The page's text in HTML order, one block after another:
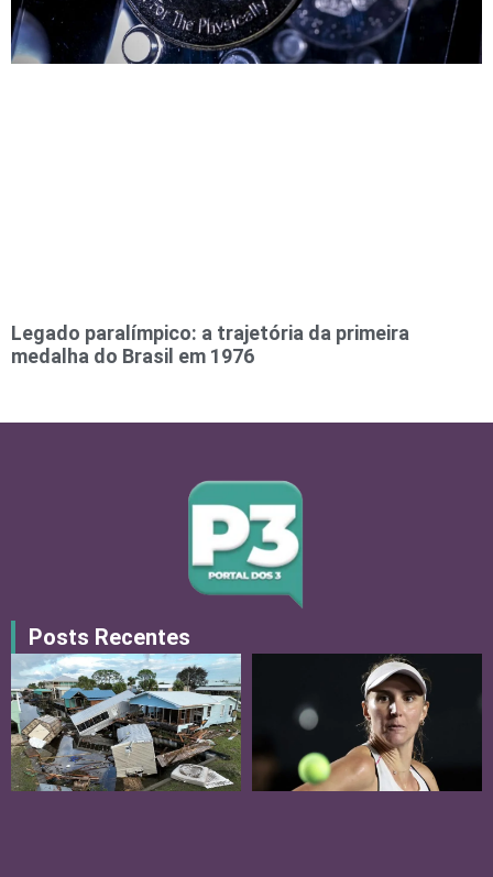
Legado paralímpico: a trajetória da primeira
medalha do Brasil em 1976
Posts Recentes